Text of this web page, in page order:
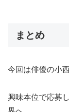
まとめ
今回は俳優の小
興味本位で応募